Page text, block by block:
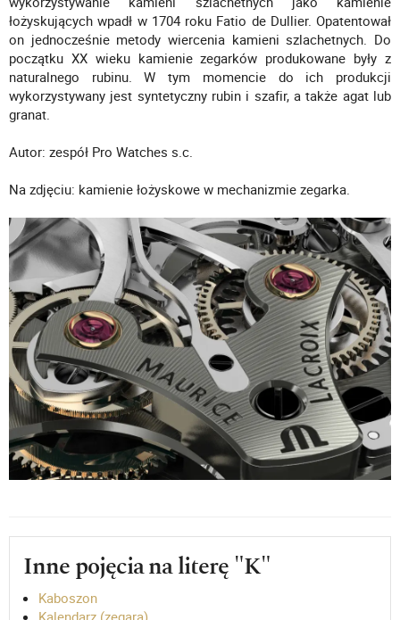
łożyskujących wpadł w 1704 roku Fatio de Dullier. Opatentował
on jednocześnie metody wiercenia kamieni szlachetnych. Do
początku XX wieku kamienie zegarków produkowane były z
naturalnego rubinu. W tym momencie do ich produkcji
wykorzystywany jest syntetyczny rubin i szafir, a także agat lub
granat.
Autor: zespół Pro Watches s.c.
Na zdjęciu: kamienie łożyskowe w mechanizmie zegarka.
Inne pojęcia na literę "K"
Kaboszon
Kalendarz (zegara)